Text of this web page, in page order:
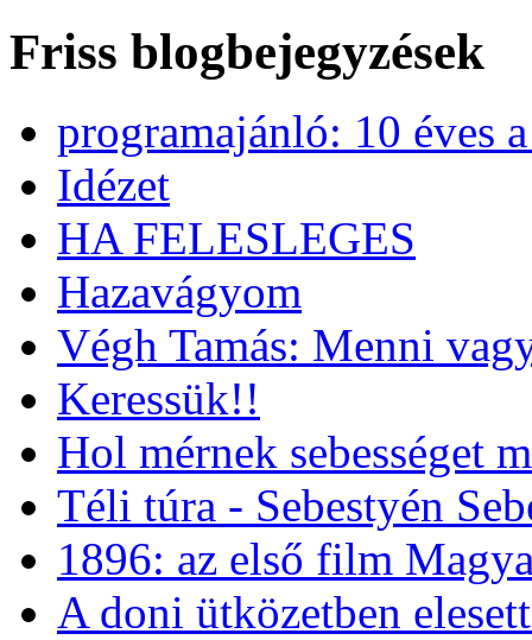
Friss blogbejegyzések
programajánló: 10 éves
Idézet
HA FELESLEGES
Hazavágyom
Végh Tamás: Menni
Keressük!!
Hol mérnek sebességet
Téli túra - Sebestyén
1896: az első film
A doni ütközetben